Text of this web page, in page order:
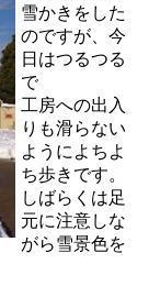
雪かきをした
のですが、今
日はつるつる
で
工房への出入
りも滑らない
ようによちよ
ち歩きです。
しばらくは足
元に注意しな
がら雪景色を